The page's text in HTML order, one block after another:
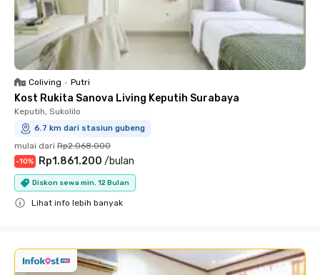
Coliving • Putri
Kost Rukita Sanova Living Keputih Surabaya
Keputih, Sukolilo
6.7 km dari stasiun gubeng
mulai dari Rp2.068.000
-10% Rp1.861.200 /bulan
Diskon sewa min. 12 Bulan
Lihat info lebih banyak